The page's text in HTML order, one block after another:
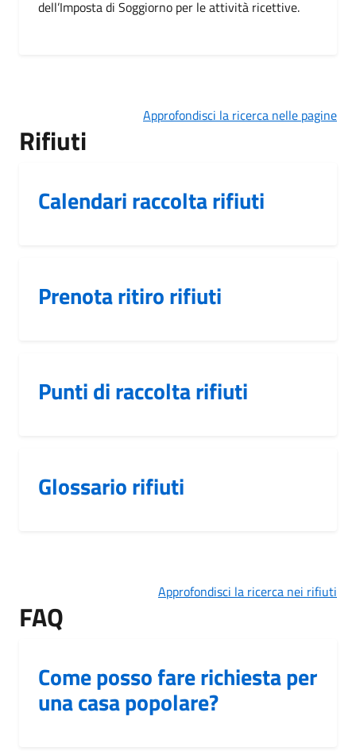
dell’Imposta di Soggiorno per le attività ricettive.
Approfondisci la ricerca nelle pagine
Rifiuti
Calendari raccolta rifiuti
Prenota ritiro rifiuti
Punti di raccolta rifiuti
Glossario rifiuti
Approfondisci la ricerca nei rifiuti
FAQ
Come posso fare richiesta per
una casa popolare?